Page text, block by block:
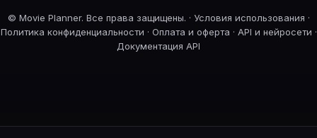
© Movie Planner. Все права защищены. · Условия использования ·
Политика конфиденциальности · Оплата и оферта · API и нейросети ·
Документация API